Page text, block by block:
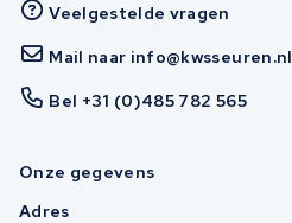
Veelgestelde vragen
Mail naar info@kwsseuren.nl
Bel +31 (0)485 782 565
Onze gegevens
Adres